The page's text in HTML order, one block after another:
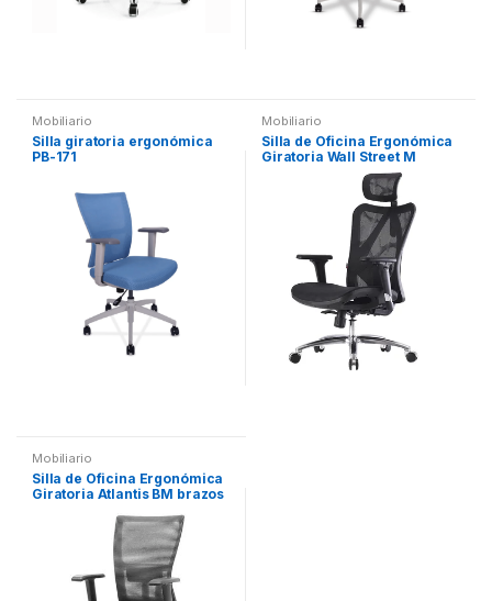
Mobiliario
Silla giratoria ergonómica
PB-171
Mobiliario
Silla de Oficina Ergonómica
Giratoria Wall Street M
Mobiliario
Silla de Oficina Ergonómica
Giratoria Atlantis BM brazos